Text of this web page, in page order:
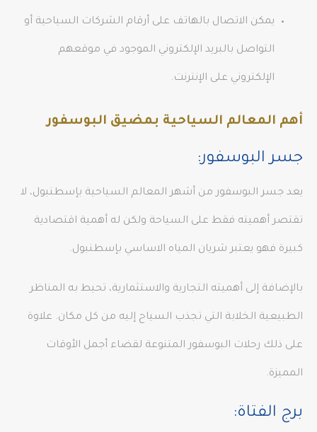
يمكن الاتصال بالهاتف على أرقام الشركات السياحية أو
التواصل بالبريد الإلكتروني الموجود في موقعهم
الإلكتروني على الإنترنت.
أهم المعالم السياحية بمضيق البوسفور
جسر البوسفور:
يعد جسر البوسفور من أشهر المعالم السياحية بإسطنبول، لا
تقتصر أهميته فقط على السياحة ولكن له أهمية اقتصادية
كبيرة فهو يعتبر شريان المياه الاساسي بإسطنبول.
بالإضافة إلى أهميته التجارية والاستثمارية، تحيط به المناظر
الطبيعية الخلابة التي تجذب السياح إليه من كل مكان. علاوة
على ذلك رحلات البوسفور المتنوعة لقضاء أجمل الأوقات
المميزة.
برج الفتاة: